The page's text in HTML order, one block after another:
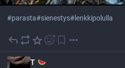
#parasta#sienestys#lenkkipolulla
T